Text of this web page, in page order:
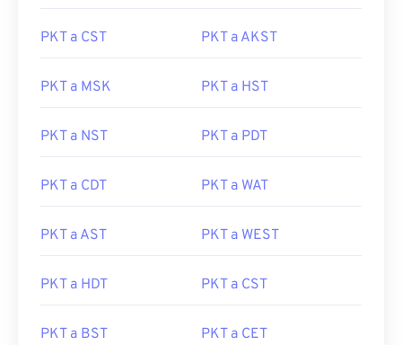
PKT a CST PKT a AKST
PKT a MSK PKT a HST
PKT a NST PKT a PDT
PKT a CDT PKT a WAT
PKT a AST PKT a WEST
PKT a HDT PKT a CST
PKT a BST PKT a CET